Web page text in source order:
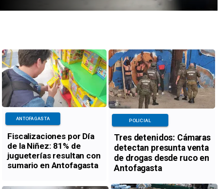
Fiscalizaciones por Día
de la Niñez: 81% de
jugueterías resultan con
sumario en Antofagasta
ANTOFAGASTA
Tres detenidos: Cámaras
detectan presunta venta
de drogas desde ruco en
Antofagasta
POLICIAL